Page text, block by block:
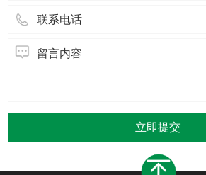
立即提交